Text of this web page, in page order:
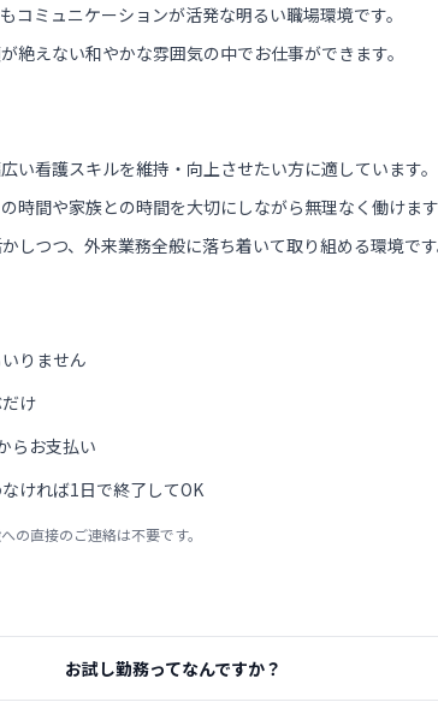
コミュニケーションが活発な明るい職場環境です。
絶えない和やかな雰囲気の中でお仕事ができます。
い看護スキルを維持・向上させたい方に適しています。
時間や家族との時間を大切にしながら無理なく働けま
しつつ、外来業務全般に落ち着いて取り組める環境で
りません
け
らお支払い
ければ1日で終了してOK
の直接のご連絡は不要です。
お試し勤務ってなんですか？